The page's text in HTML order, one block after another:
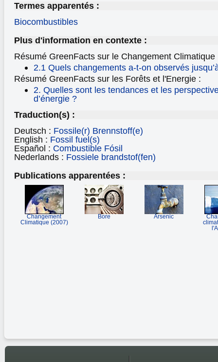
Termes apparentés :
Biocombustibles
Plus d'information en contexte :
Résumé GreenFacts sur le Changement Climatique
2.1 Quels changements a-t-on observés
Résumé GreenFacts sur les Forêts et l'Energie :
2. Quelles sont les tendances et les
d’énergie ?
Traduction(s) :
Deutsch : Fossile(r) Brennstoff(e)
English : Fossil fuel(s)
Español : Combustible Fósil
Nederlands : Fossiele brandstof(fen)
Publications apparentées :
Changement
Climatique (2007)
Bore Arsenic